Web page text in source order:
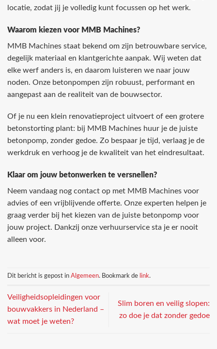
locatie, zodat jij je volledig kunt focussen op het werk.
Waarom kiezen voor MMB Machines?
MMB Machines staat bekend om zijn betrouwbare service,
degelijk materiaal en klantgerichte aanpak. Wij weten dat
elke werf anders is, en daarom luisteren we naar jouw
noden. Onze betonpompen zijn robuust, performant en
aangepast aan de realiteit van de bouwsector.
Of je nu een klein renovatieproject uitvoert of een grotere
betonstorting plant: bij MMB Machines huur je de juiste
betonpomp, zonder gedoe. Zo bespaar je tijd, verlaag je de
werkdruk en verhoog je de kwaliteit van het eindresultaat.
Klaar om jouw betonwerken te versnellen?
Neem vandaag nog contact op met MMB Machines voor
advies of een vrijblijvende offerte. Onze experten helpen je
graag verder bij het kiezen van de juiste betonpomp voor
jouw project. Dankzij onze verhuurservice sta je er nooit
alleen voor.
Dit bericht is gepost in Algemeen. Bookmark de link.
Veiligheidsopleidingen voor
bouwvakkers in Nederland –
wat moet je weten?
Slim boren en veilig slopen:
zo doe je dat zonder gedoe